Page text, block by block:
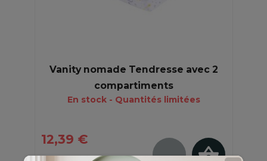
Vanity nomade Tendresse avec 2
compartiments
En stock - Quantités limitées
12,39 €